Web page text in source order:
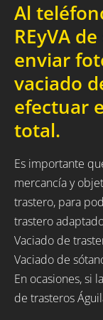
Al
REyVA
enviar
vaciado
efectuar
total.
Es importante
mercancía y
trastero, para
trastero
Vaciado de
Vaciado de
En ocasiones, si
de trasteros